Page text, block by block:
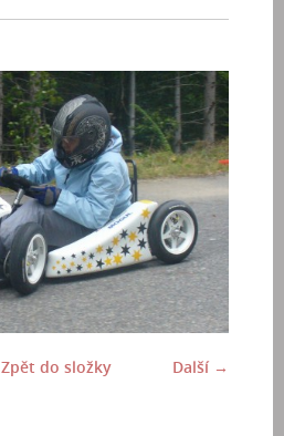
Další →
Zpět do složky